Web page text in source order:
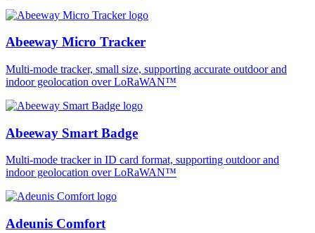
Abeeway Micro Tracker
Multi-mode tracker, small size, supporting accurate outdoor and
indoor geolocation over LoRaWAN™
Abeeway Smart Badge
Multi-mode tracker in ID card format, supporting outdoor and
indoor geolocation over LoRaWAN™
Adeunis Comfort